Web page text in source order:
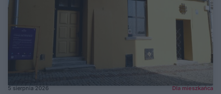
5 sierpnia 2026 Dla mieszkańca